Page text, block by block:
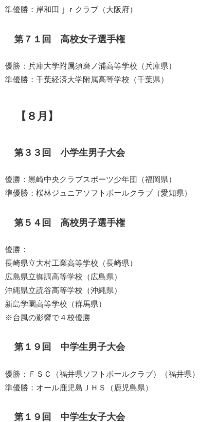
準優勝：岸和田ｊｒクラブ（大阪府）
第７１回 高校女子選手権
優勝：兵庫大学附属須磨ノ浦高等学校（兵庫県）
準優勝：千葉経済大学附属高等学校（千葉県）
【８月】
第３３回 小学生男子大会
優勝：黒崎中央クラブスポーツ少年団（福岡県）
準優勝：桜林ジュニアソフトボールクラブ（愛知県）
第５４回 高校男子選手権
優勝：
長崎県立大村工業高等学校（長崎県）
広島県立御調高等学校（広島県）
沖縄県立読谷高等学校（沖縄県）
新島学園高等学校（群馬県）
※台風の影響で４校優勝
第１９回 中学生男子大会
優勝：ＦＳＣ（福井県ソフトボールクラブ）（福井県）
準優勝：オール鹿児島ＪＨＳ（鹿児島県）
第１９回 中学生女子大会